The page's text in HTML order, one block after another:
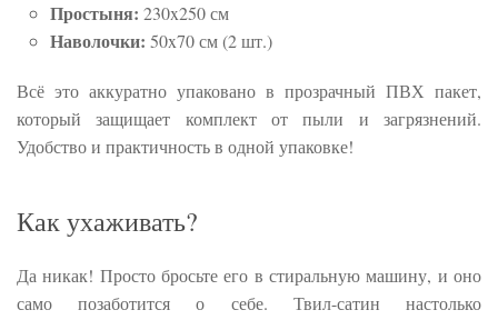
Простыня: 230x250 см
Наволочки: 50x70 см (2 шт.)
Всё это аккуратно упаковано в прозрачный ПВХ пакет,
который защищает комплект от пыли и загрязнений.
Удобство и практичность в одной упаковке!
Как ухаживать?
Да никак! Просто бросьте его в стиральную машину, и оно
само позаботится о себе. Твил-сатин настолько